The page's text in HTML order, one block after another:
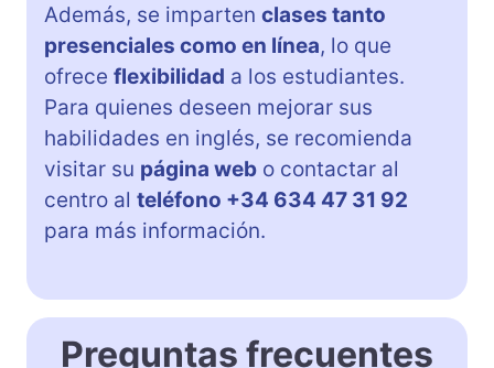
Además, se imparten clases tanto
presenciales como en línea, lo que
ofrece flexibilidad a los estudiantes.
Para quienes deseen mejorar sus
habilidades en inglés, se recomienda
visitar su página web o contactar al
centro al teléfono +34 634 47 31 92
para más información.
Preguntas frecuentes